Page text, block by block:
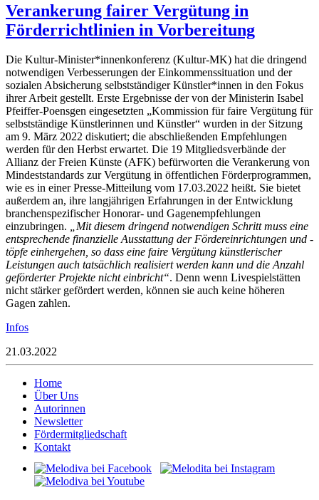
Verankerung fairer Vergütung in
Förderrichtlinien in Vorbereitung
Die Kultur-Minister*innenkonferenz (Kultur-MK) hat die dringend
notwendigen Verbesserungen der Einkommenssituation und der
sozialen Absicherung selbstständiger Künstler*innen in den Fokus
ihrer Arbeit gestellt. Erste Ergebnisse der von der Ministerin Isabel
Pfeiffer-Poensgen eingesetzten „Kommission für faire Vergütung für
selbstständige Künstlerinnen und Künstler“ wurden in der Sitzung
am 9. März 2022 diskutiert; die abschließenden Empfehlungen
werden für den Herbst erwartet. Die 19 Mitgliedsverbände der
Allianz der Freien Künste (AFK) befürworten die Verankerung von
Mindeststandards zur Vergütung in öffentlichen Förderprogrammen,
wie es in einer Presse-Mitteilung vom 17.03.2022 heißt. Sie bietet
außerdem an, ihre langjährigen Erfahrungen in der Entwicklung
branchenspezifischer Honorar- und Gagenempfehlungen
einzubringen. „Mit diesem dringend notwendigen Schritt muss eine
entsprechende finanzielle Ausstattung der Fördereinrichtungen und -
töpfe einhergehen, so dass eine faire Vergütung künstlerischer
Leistungen auch tatsächlich realisiert werden kann und die Anzahl
geförderter Projekte nicht einbricht“. Denn wenn Livespielstätten
nicht stärker gefördert werden, können sie auch keine höheren
Gagen zahlen.
Infos
21.03.2022
Home
Über Uns
Autorinnen
Newsletter
Fördermitgliedschaft
Kontakt